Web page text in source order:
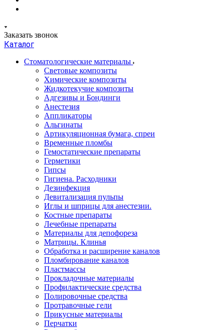
Заказать звонок
Каталог
Стоматологические материалы
Световые композиты
Химические композиты
Жидкотекучие композиты
Адгезивы и Бондинги
Анестезия
Аппликаторы
Альгинаты
Артикуляционная бумага, спреи
Временные пломбы
Гемостатические препараты
Герметики
Гипсы
Гигиена. Расходники
Дезинфекция
Девитализация пульпы
Иглы и шприцы для анестезии.
Костные препараты
Лечебные препараты
Материалы для депофореза
Матрицы. Клинья
Обработка и расширение каналов
Пломбирование каналов
Пластмассы
Прокладочные материалы
Профилактические средства
Полировочные средства
Протравочные гели
Прикусные материалы
Перчатки